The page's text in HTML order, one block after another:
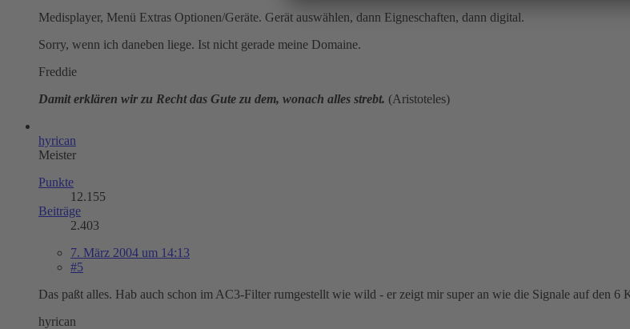
Medisplayer, Menü Extras Optionen/Geräte. Gerät auswählen, dann Eigneschaften, dann digital.
Sorry, wenn ich daneben liege. Ist nicht gerade meine Domaine.
Freddie
Damit erklären wir zu Recht das Gute zu dem, wonach alles strebt. (Aristoteles)
hyrican
Meister
Punkte
12.155
Beiträge
2.403
7. März 2004 um 14:13
#5
Das paßt alles. Hab auch schon im AC3-Filter rumgestellt wie wild - er zeigt mir super an wie die Signale auf den 6
hyrican